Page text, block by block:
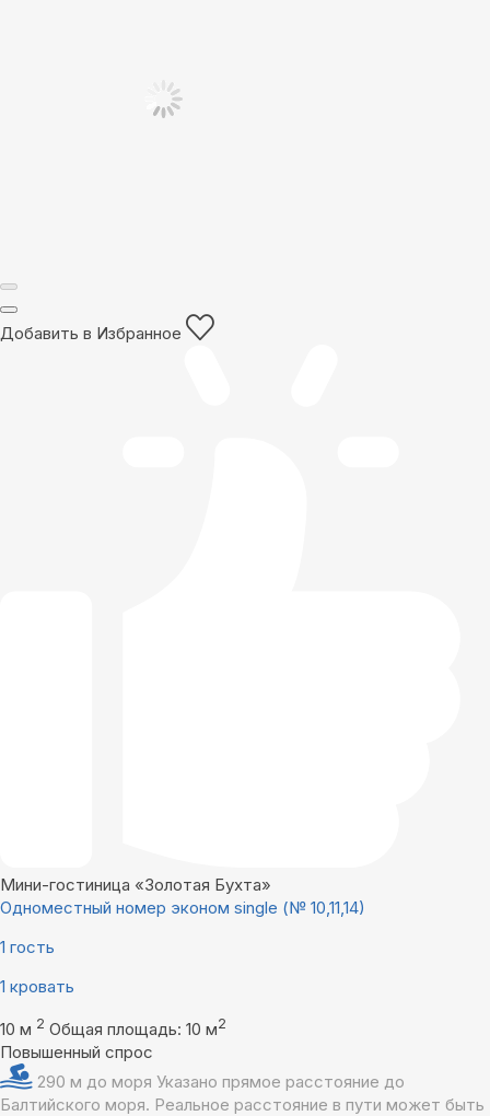
Добавить в Избранное
Мини-гостиница «Золотая Бухта»
Одноместный номер эконом single (№ 10,11,14)
1 гость
1 кровать
10 м 2 Общая площадь: 10 м2
Повышенный спрос
290 м до моря Указано прямое расстояние до
Балтийского моря. Реальное расстояние в пути может быть